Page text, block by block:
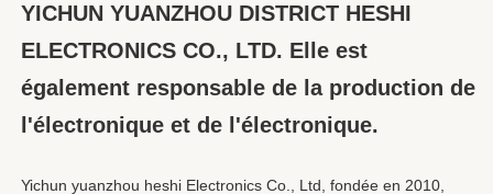
YICHUN YUANZHOU DISTRICT HESHI
ELECTRONICS CO., LTD. Elle est
également responsable de la production de
l'électronique et de l'électronique.
Yichun yuanzhou heshi Electronics Co., Ltd, fondée en 2010,